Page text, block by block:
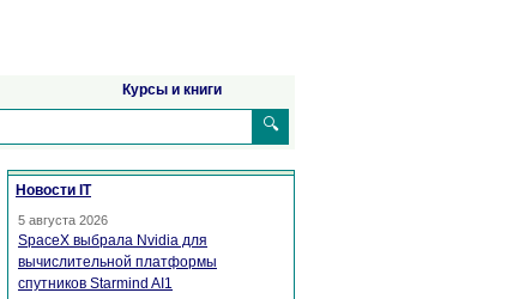
Курсы и книги
🔍
Новости IT
5 августа 2026
SpaceX выбрала Nvidia для
вычислительной платформы
спутников Starmind AI1